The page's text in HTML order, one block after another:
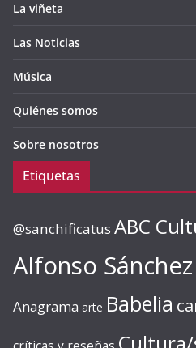
La viñeta
Las Noticias
Música
Quiénes somos
Sobre nosotros
Etiquetas
@sanchificatus ABC
Alfonso Sánchez
Anagrama arte Babelia